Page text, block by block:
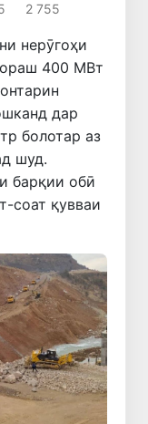
2 755
нерӯгоҳи
400 МВт
дар
болотар аз
шуд.
барқии обӣ
соат қувваи